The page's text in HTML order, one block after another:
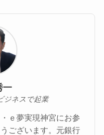
一
ジネスで起業
ｅ夢実現神宮にお参
ございます。元銀行